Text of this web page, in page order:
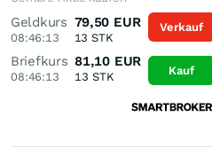
Geldkurs
08:46:13
79,50 EUR
13 STK
Briefkurs
08:46:13
81,10 EUR
13 STK
Verkauf
Kauf